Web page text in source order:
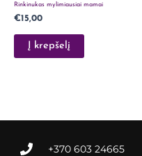
Rinkinukas mylimiausiai mamai
€15,00
Į krepšelį
+370 603 24665